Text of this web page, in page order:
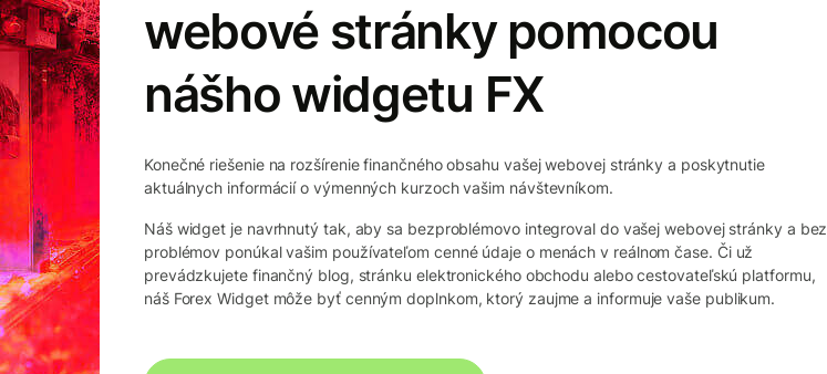
webové stránky pomocou
nášho widgetu FX
Konečné riešenie na rozšírenie finančného obsahu vašej webovej stránky a poskytnutie
aktuálnych informácií o výmenných kurzoch vašim návštevníkom.
Náš widget je navrhnutý tak, aby sa bezproblémovo integroval do vašej webovej stránky a bez
problémov ponúkal vašim používateľom cenné údaje o menách v reálnom čase. Či už
prevádzkujete finančný blog, stránku elektronického obchodu alebo cestovateľskú platformu,
náš Forex Widget môže byť cenným doplnkom, ktorý zaujme a informuje vaše publikum.